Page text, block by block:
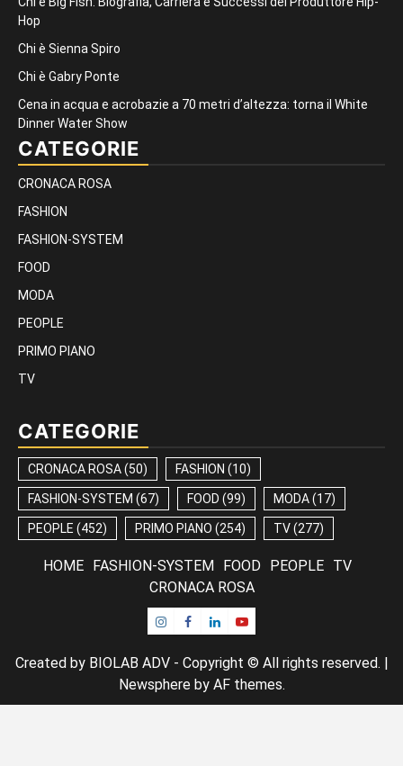
Hop
Chi è Sienna Spiro
Chi è Gabry Ponte
Cena in acqua e acrobazie a 70 metri d’altezza: torna il White
Dinner Water Show
CATEGORIE
CRONACA ROSA
FASHION
FASHION-SYSTEM
FOOD
MODA
PEOPLE
PRIMO PIANO
TV
CATEGORIE
CRONACA ROSA(50) FASHION (10)
FASHION-SYSTEM (67) FOOD (99) MODA(17)
PEOPLE (452) PRIMO PIANO (254) TV(277)
HOME FASHION-SYSTEM FOOD PEOPLE
TV
CRONACA ROSA
Instagram
Facebook
LinkedinYoutube
Created by BIOLAB ADV - Copyright © All rights reserved.
Newsphereby AF themes.